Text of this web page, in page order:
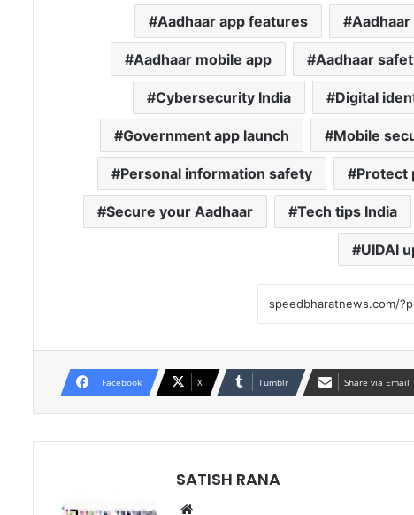
Aadhaar app features Aadhaar
Aadhaar mobile app Aadhaar
Cybersecurity India Digital
Government app launch Mobile
Personal information safety Protect
Secure your Aadhaar Tech tips India
UIDAI
Facebook X Tumblr Share via Email
SATISH RANA